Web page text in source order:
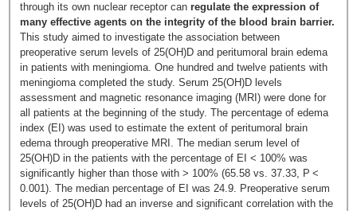
through its own nuclear receptor canregulate the expression of
many effective agents on the integrity of the blood brain barrier.
This study aimed to investigate the association between
preoperative serum levels of 25(OH)D and peritumoral brain edema
in patients with meningioma. One hundred and twelve patients with
meningioma completed the study. Serum 25(OH)D levels
assessment and magnetic resonance imaging (MRI) were done for
all patients at the beginning of the study. The percentage of edema
index (EI) was used to estimate the extent of peritumoral brain
edema through preoperative MRI. The median serum level of
25(OH)D in the patients with the percentage of EI < 100% was
significantly higher than those with > 100% (65.58 vs. 37.33, P <
0.001). The median percentage of EI was 24.9. Preoperative serum
levels of 25(OH)D had an inverse and significant correlation with the